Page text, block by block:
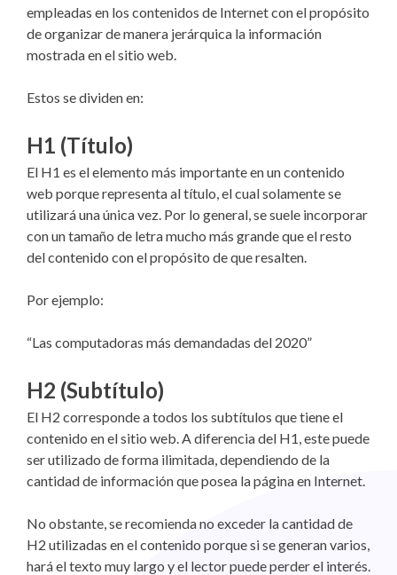
empleadas en los contenidos de Internet con el propósito
de organizar de manera jerárquica la información
mostrada en el sitio web.
Estos se dividen en:
H1 (Título)
El H1 es el elemento más importante en un contenido
web porque representa al título, el cual solamente se
utilizará una única vez. Por lo general, se suele incorporar
con un tamaño de letra mucho más grande que el resto
del contenido con el propósito de que resalten.
Por ejemplo:
“Las computadoras más demandadas del 2020”
H2 (Subtítulo)
El H2 corresponde a todos los subtítulos que tiene el
contenido en el sitio web. A diferencia del H1, este puede
ser utilizado de forma ilimitada, dependiendo de la
cantidad de información que posea la página en Internet.
No obstante, se recomienda no exceder la cantidad de
H2 utilizadas en el contenido porque si se generan varios,
hará el texto muy largo y el lector puede perder el interés.